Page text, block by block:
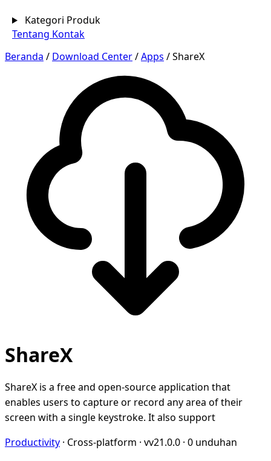
Kategori Produk
Tentang Kontak
Beranda / Download Center/Apps /ShareX
ShareX
ShareX is a free and open-source application that
enables users to capture or record any area of their
screen with a single keystroke. It also support
Productivity · Cross-platform · vv21.0.0 · 0 unduhan